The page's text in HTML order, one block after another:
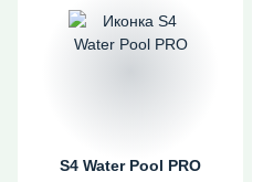
S4 Water Pool PRO